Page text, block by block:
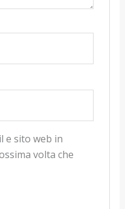
e sito web in
volta che